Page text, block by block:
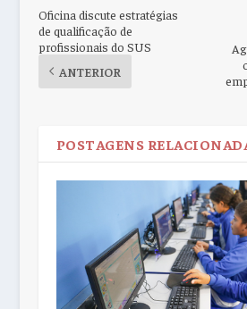
Oficina discute estratégias
de qualificação de
profissionais do SUS
ANTERIOR
POSTAGENS